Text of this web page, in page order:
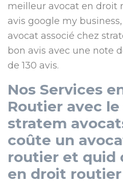
meilleur avocat en droit
avis google my
avocat associé chez
bon avis avec une note
de 130 avis.
Nos Services
Routier avec
stratem
coûte un
routier et quid
en droit